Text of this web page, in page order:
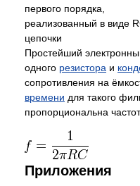
первого порядка,
реализованный в виде
цепочки
Простейший
одного резистора и
сопротивления на
времени для такого
пропорциональна
Приложения